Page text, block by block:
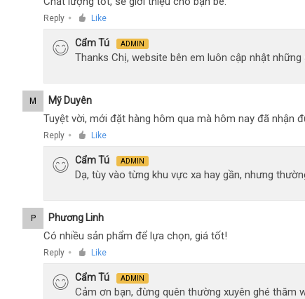
Reply ● Like
Cẩm Tú ADMIN
Thanks Chị, website bên em luôn cập nhật
M Mỹ Duyên
Tuyệt vời, mới đặt hàng hôm qua mà hôm nay đã nhận
Reply ● Like
Cẩm Tú ADMIN
Dạ, tùy vào từng khu vực xa hay gần, nhưng
P Phương Linh
Có nhiều sản phẩm để lựa chọn, giá tốt!
Reply ● Like
Cẩm Tú ADMIN
Cảm ơn bạn, đừng quên thường xuyên ghé thăm